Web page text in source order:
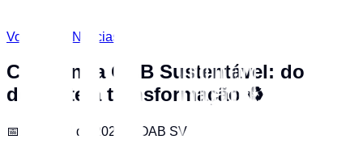
Voltar para Notícias
Campanha OAB Sustentável: do
descarte à transformação ♻
📅 1 de abril de 2026 OAB SV